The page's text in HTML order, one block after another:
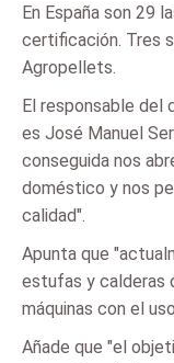
En España son 29
certificación. Tres
Agropellets.
El responsable del
es José Manuel
conseguida nos
doméstico y nos
calidad".
Apunta que
estufas y calderas
máquinas con el
Añade que "el